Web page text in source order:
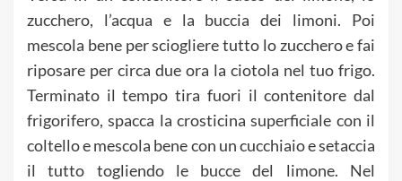
zucchero, l’acqua e la buccia dei limoni. Poi
mescola bene per sciogliere tutto lo zucchero e fai
riposare per circa due ora la ciotola nel tuo frigo.
Terminato il tempo tira fuori il contenitore dal
frigorifero, spacca la crosticina superficiale con il
coltello e mescola bene con un cucchiaio e setaccia
il tutto togliendo le bucce del limone. Nel